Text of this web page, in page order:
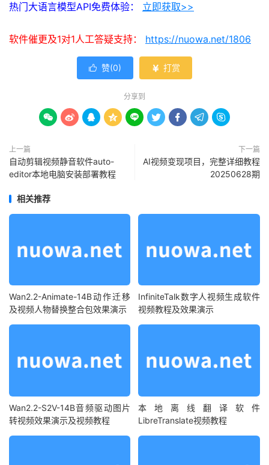
热门大语言模型API免费体验： 立即获取>>
软件催更及1对1人工答疑支持： https://nuowa.net/1806
 赞(0)  打赏
分享到
        
上一篇
自动剪辑视频静音软件auto-
editor本地电脑安装部署教程
下一篇
AI视频变现项目，完整详细教程
20250628期
相关推荐
Wan2.2-Animate-14B动作迁移
及视频人物替换整合包效果演示
InfiniteTalk数字人视频生成软件
视频教程及效果演示
Wan2.2-S2V-14B音频驱动图片
转视频效果演示及视频教程
本地离线翻译软件
LibreTranslate视频教程